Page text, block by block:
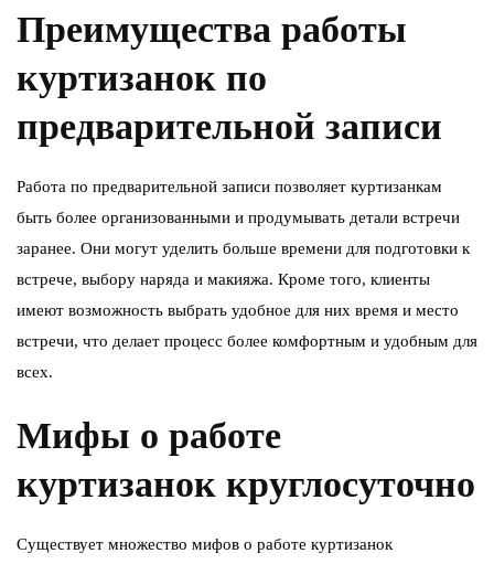
Преимущества работы
куртизанок по
предварительной записи
Работа по предварительной записи позволяет куртизанкам
быть более организованными и продумывать детали встречи
заранее. Они могут уделить больше времени для подготовки к
встрече, выбору наряда и макияжа. Кроме того, клиенты
имеют возможность выбрать удобное для них время и место
встречи, что делает процесс более комфортным и удобным для
всех.
Мифы о работе
куртизанок круглосуточно
Существует множество мифов о работе куртизанок